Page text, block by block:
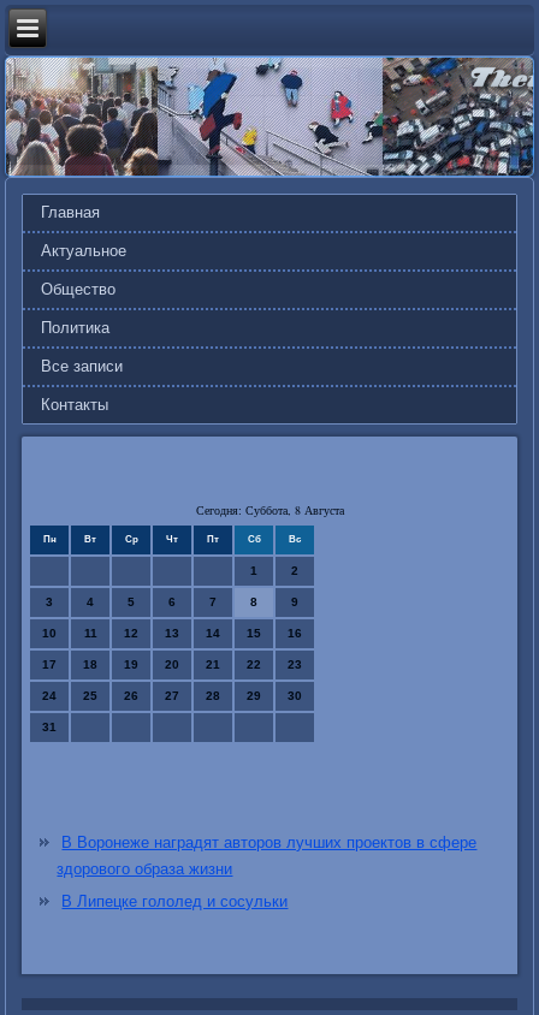
Главная
Актуальное
Общество
Политика
Все записи
Контакты
Сегодня: Суббота, 8 Августа
Пн Вт Ср Чт Пт Сб Вс
1 2
3 4 5 6 7 8 9
10 11 12 13 14 15 16
17 18 19 20 21 22 23
24 25 26 27 28 29 30
31
В Воронеже наградят авторов лучших проектов в сфере
здорового образа жизни
В Липецке гололед и сосульки